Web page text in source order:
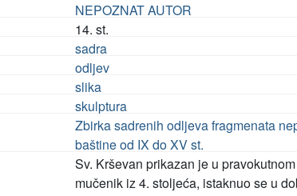
NEPOZNAT AUTOR
14. st.
sadra
odljev
slika
skulptura
Zbirka sadrenih odljeva fragmenata
baštine od IX do XV st.
Sv. Krševan prikazan je u
mučenik iz 4. stoljeća, istaknuo se u